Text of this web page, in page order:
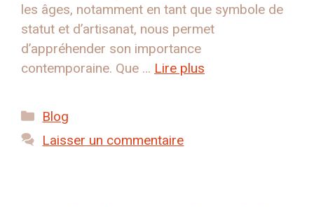
les âges, notamment en tant que symbole de
statut et d’artisanat, nous permet
d’appréhender son importance
contemporaine. Que … Lire plus
Catégories
Blog
Laisser un commentaire